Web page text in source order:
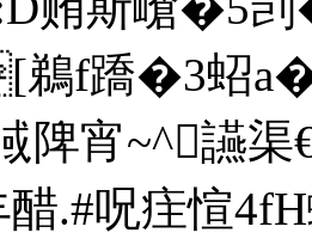
鵜f蹻�3蛁
宵~^讌渠
.#呪疰愃